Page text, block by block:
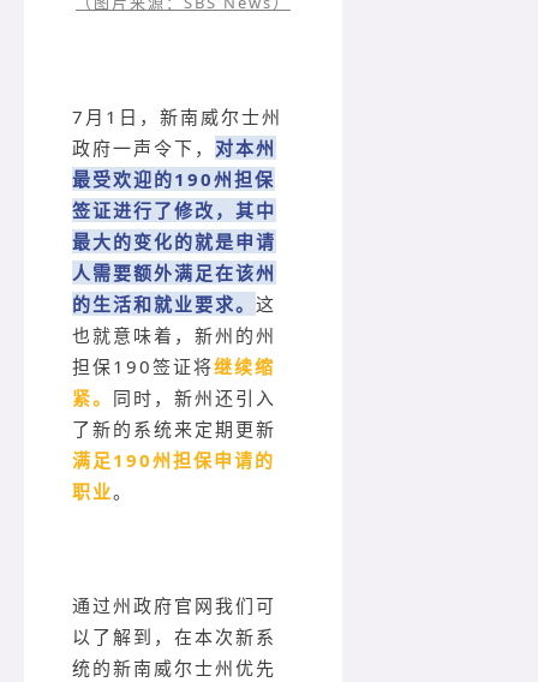
7月1日，新南威尔士州
政府一声令下， 对本州
最受欢迎的190州担保
签证进行了修改，其中
最大的变化的就是申请
人需要额外满足在该州
的生活和就业要求。 这
也就意味着，新州的州
担保190签证将继续缩
紧。 同时，新州还引入
了新的系统来定期更新
满足190州担保申请的
职业。
通过州政府官网我们可
以了解到，在本次新系
统的新南威尔士州优先